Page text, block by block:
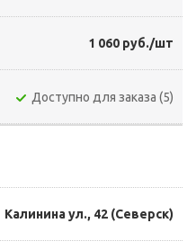
1 060 руб./шт
Доступно для заказа (5)
Калинина ул., 42 (Северск)